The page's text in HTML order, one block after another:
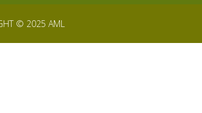
© 2025 AML